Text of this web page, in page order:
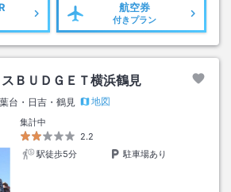
航空券
付きプラン
ＢＵＤＧＥＴ横浜鶴見
台・日吉・鶴見
地図
集計中
2.2
駅徒歩5分
駐車場あり